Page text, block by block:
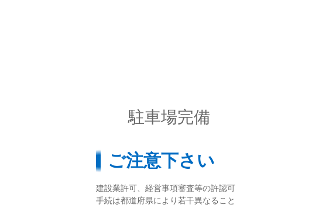
駐車場完備
ご注意下さい
建設業許可、経営事項審査等の許認可
手続は都道府県により若干異なること